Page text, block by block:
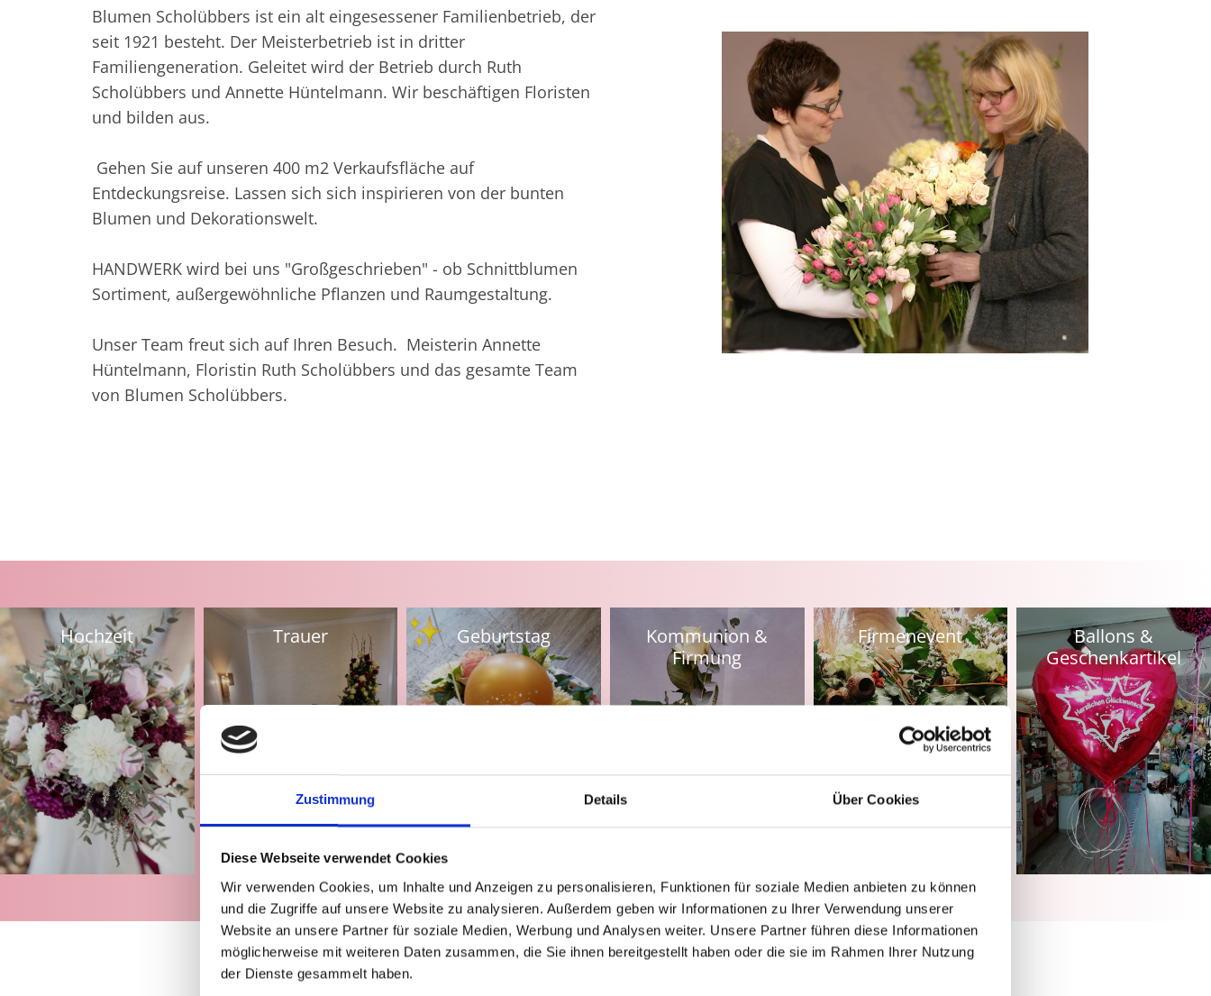
Zustimmung Details Über Cookies
Diese Webseite verwendet Cookies
Wir verwenden Cookies, um Inhalte und Anzeigen zu personalisieren, Funktionen für soziale Medien anbieten zu können
und die Zugriffe auf unsere Website zu analysieren. Außerdem geben wir Informationen zu Ihrer Verwendung unserer
Website an unsere Partner für soziale Medien, Werbung und Analysen weiter. Unsere Partner führen diese Informationen
möglicherweise mit weiteren Daten zusammen, die Sie ihnen bereitgestellt haben oder die sie im Rahmen Ihrer Nutzung
der Dienste gesammelt haben.
Blumen Scholübbers ist ein alt eingesessener Familienbetrieb, der
seit 1921 besteht. Der Meisterbetrieb ist in dritter
Familiengeneration. Geleitet wird der Betrieb durch Ruth
Scholübbers und Annette Hüntelmann. Wir beschäftigen Floristen
und bilden aus.
Gehen Sie auf unseren 400 m2 Verkaufsfläche auf
Entdeckungsreise. Lassen sich sich inspirieren von der bunten
Blumen und Dekorationswelt.
HANDWERK wird bei uns "Großgeschrieben" - ob Schnittblumen
Sortiment, außergewöhnliche Pflanzen und Raumgestaltung.
Unser Team freut sich auf Ihren Besuch. Meisterin Annette
Hüntelmann, Floristin Ruth Scholübbers und das gesamte Team
von Blumen Scholübbers.
Hochzeit Trauer Geburtstag
Kommunion &
Firmung
Firmenevent
Ballons &
Geschenkartikel